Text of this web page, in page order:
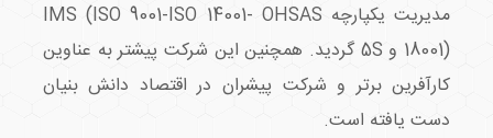
مدیریت یکپارچه IMS (ISO 9001-ISO 14001- OHSAS
18001) و 5­S گردید. همچنین این شرکت پیشتر به عناوین
کارآفرین برتر و شرکت پیشران در اقتصاد دانش بنیان
دست یافته است.